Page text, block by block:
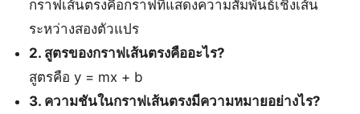
กราฟเส้นตรงคือกราฟที่แสดงความสัมพันธ์เชิงเส้น
ระหว่างสองตัวแปร
2. สูตรของกราฟเส้นตรงคืออะไร?
สูตรคือ y = mx + b
3. ความชันในกราฟเส้นตรงมีความหมายอย่างไร?